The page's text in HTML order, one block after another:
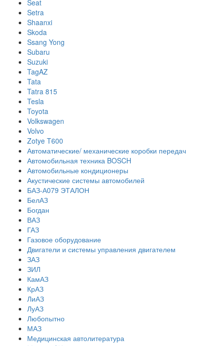
Seat
Setra
Shaanxi
Skoda
Ssang Yong
Subaru
Suzuki
TagAZ
Tata
Tatra 815
Tesla
Toyota
Volkswagen
Volvo
Zotye T600
Автоматические/ механические коробки передач
Автомобильная техника BOSCH
Автомобильные кондиционеры
Акустические системы автомобилей
БАЗ-А079 ЭТАЛОН
БелАЗ
Богдан
ВАЗ
ГАЗ
Газовое оборудование
Двигатели и системы управления двигателем
ЗАЗ
ЗИЛ
КамАЗ
КрАЗ
ЛиАЗ
ЛуАЗ
Любопытно
МАЗ
Медицинская автолитература